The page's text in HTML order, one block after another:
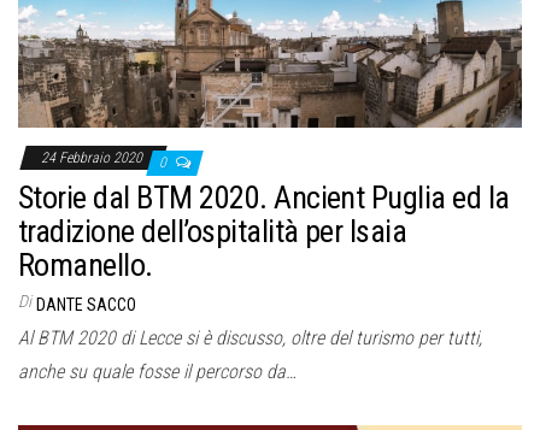
e
24 Febbraio 2020 0
Storie dal BTM 2020. Ancient Puglia ed la
tradizione dell’ospitalità per Isaia
Romanello.
Di DANTE SACCO
Al BTM 2020 di Lecce si è discusso, oltre del turismo per tutti,
anche su quale fosse il percorso da…